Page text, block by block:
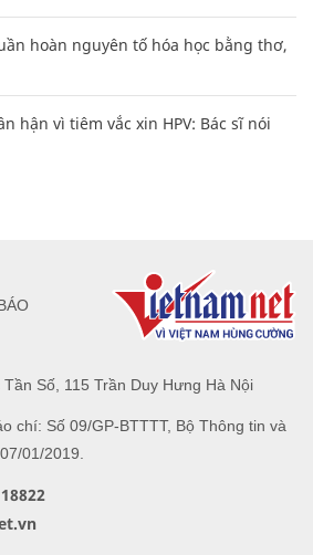
hoàn nguyên tố hóa học bằng thơ,
hận vì tiêm vắc xin HPV: Bác sĩ nói
Số, 115 Trần Duy Hưng Hà Nội
chí: Số 09/GP-BTTTT, Bộ Thông tin và
01/2019.